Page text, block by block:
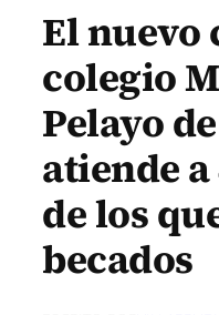
El nuevo
colegio
Pelayo
atiende a
de los
becados